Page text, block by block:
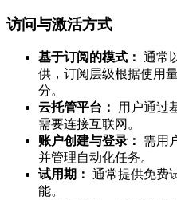
访问与激活方式
基于订阅的模式： 通常
供，订阅层级根据使用
分。
云托管平台：
用户通过
需要连接互联网。
账户创建与登录：
需用
并管理自动化任务。
试用期： 通常提供免费
能。